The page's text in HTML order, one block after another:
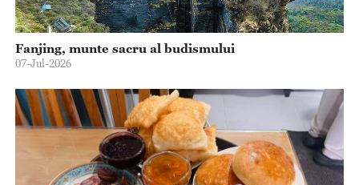
Fanjing, munte sacru al budismului
07-Jul-2026